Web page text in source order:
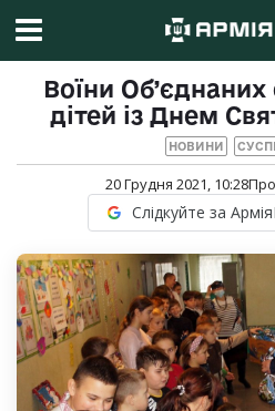
Воїни
дітей із Днем
НОВИНИ
20 Грудня 2021, 10:28
Слідкуйте за